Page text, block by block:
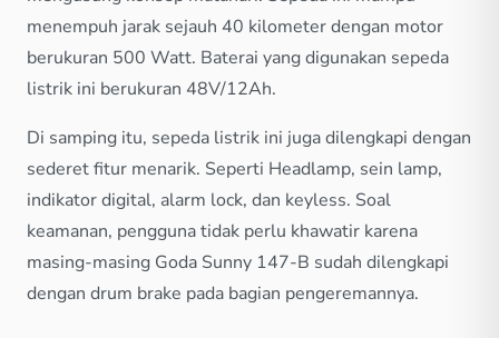
menempuh jarak sejauh 40 kilometer dengan motor
berukuran 500 Watt. Baterai yang digunakan sepeda
listrik ini berukuran 48V/12Ah.
Di samping itu, sepeda listrik ini juga dilengkapi dengan
sederet fitur menarik. Seperti Headlamp, sein lamp,
indikator digital, alarm lock, dan keyless. Soal
keamanan, pengguna tidak perlu khawatir karena
masing-masing Goda Sunny 147-B sudah dilengkapi
dengan drum brake pada bagian pengeremannya.